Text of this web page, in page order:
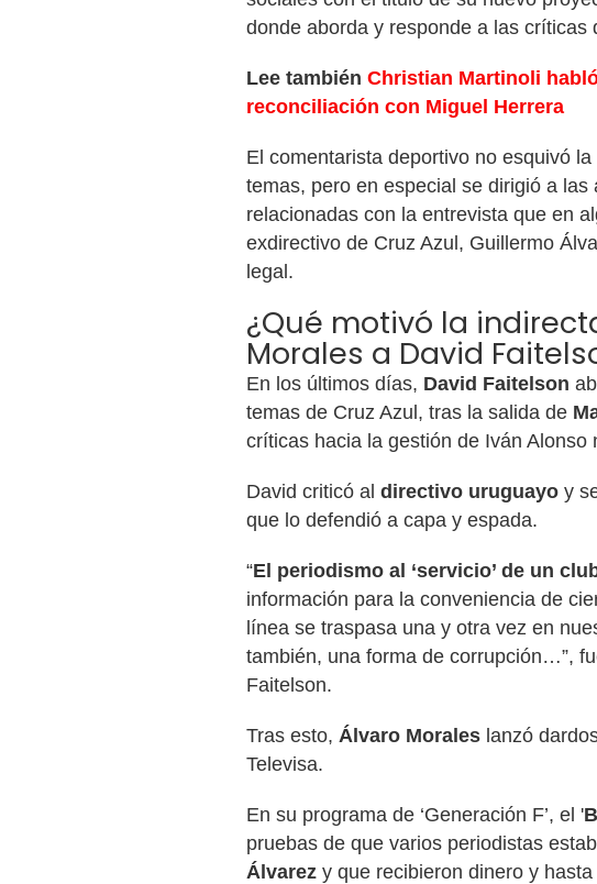
donde aborda y responde a las críticas
Lee también Christian Martinoli
reconciliación con Miguel Herrera
El comentarista deportivo no esquivó
temas, pero en especial se dirigió a
relacionadas con la entrevista que en
exdirectivo de Cruz Azul, Guillermo
legal.
¿Qué motivó la
Morales a David
En los últimos días, David Faitelson
temas de Cruz Azul, tras la salida de
críticas hacia la gestión de Iván Alonso
David criticó al directivo uruguayo y
que lo defendió a capa y espada.
“El periodismo al ‘servicio’ de un
información para la conveniencia de
línea se traspasa una y otra vez en
también, una forma de corrupción…”,
Faitelson.
Tras esto, Álvaro Morales lanzó
Televisa.
En su programa de ‘Generación F’, el '
pruebas de que varios periodistas
Álvarez y que recibieron dinero y